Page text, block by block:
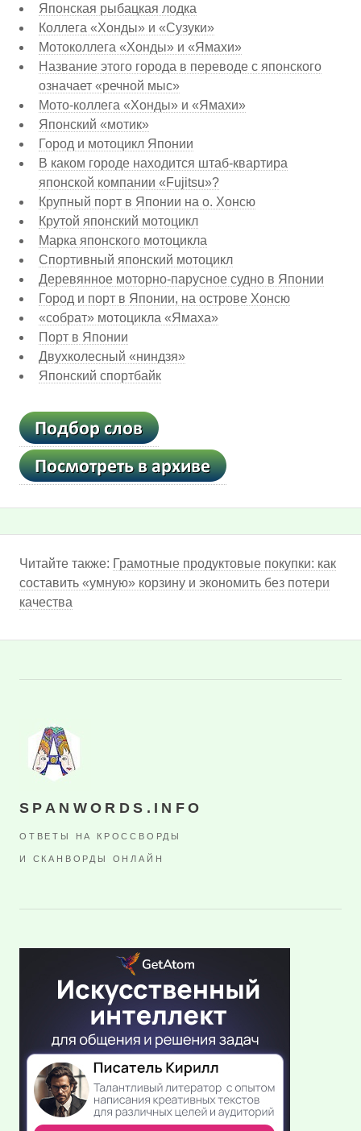
Японская рыбацкая лодка
Коллега «Хонды» и «Сузуки»
Мотоколлега «Хонды» и «Ямахи»
Название этого города в переводе с японского
означает «речной мыс»
Мото-коллега «Хонды» и «Ямахи»
Японский «мотик»
Город и мотоцикл Японии
В каком городе находится штаб-квартира
японской компании «Fujitsu»?
Крупный порт в Японии на о. Хонсю
Крутой японский мотоцикл
Марка японского мотоцикла
Спортивный японский мотоцикл
Деревянное моторно-парусное судно в Японии
Город и порт в Японии, на острове Хонсю
«собрат» мотоцикла «Ямаха»
Порт в Японии
Двухколесный «ниндзя»
Японский спортбайк
Читайте также: Грамотные продуктовые покупки: как
составить «умную» корзину и экономить без потери
качества
SPANWORDS.INFO
ОТВЕТЫ НА КРОССВОРДЫ
И СКАНВОРДЫ ОНЛАЙН